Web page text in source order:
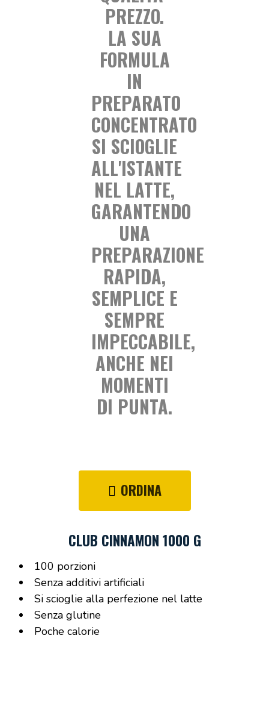
PREZZO.
LA SUA
FORMULA
IN
PREPARATO
CONCENTRATO
SI SCIOGLIE
ALL'ISTANTE
NEL LATTE,
GARANTENDO
UNA
PREPARAZIONE
RAPIDA,
SEMPLICE E
SEMPRE
IMPECCABILE,
ANCHE NEI
MOMENTI
DI PUNTA.
ORDINA
CLUB CINNAMON 1000 G
100 porzioni
Senza additivi artificiali
Si scioglie alla perfezione nel latte
Senza glutine
Poche calorie